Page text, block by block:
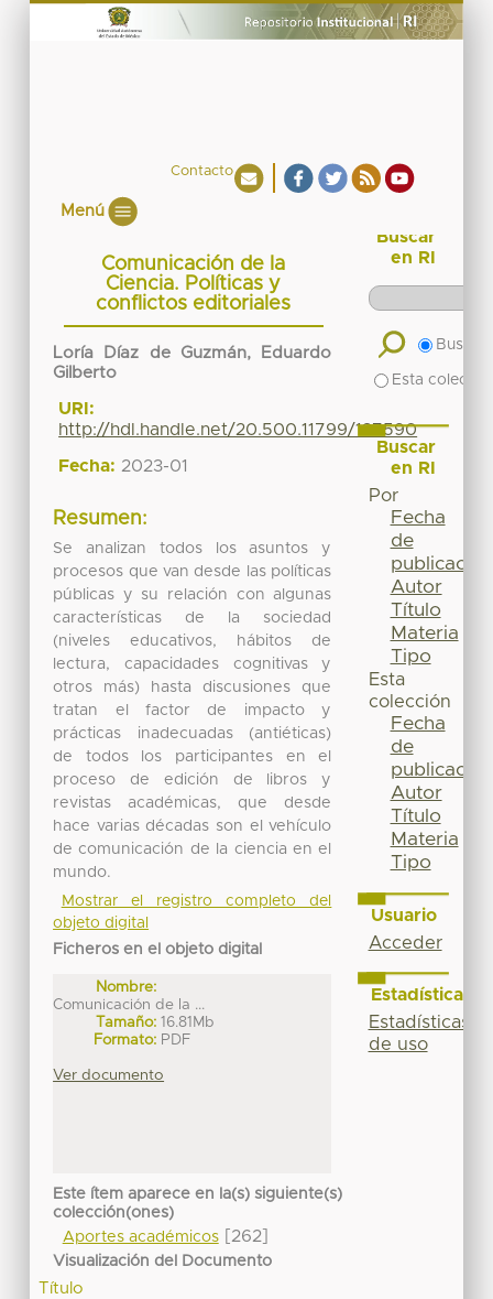
Contacto
Menú
Comunicación de la
Ciencia. Políticas y
conflictos editoriales
Loría Díaz de Guzmán, Eduardo
Gilberto
URI:
http://hdl.handle.net/20.500.11799/137590
Fecha: 2023-01
Resumen:
Se analizan todos los asuntos y
procesos que van desde las políticas
públicas y su relación con algunas
características de la sociedad
(niveles educativos, hábitos de
lectura, capacidades cognitivas y
otros más) hasta discusiones que
tratan el factor de impacto y
prácticas inadecuadas (antiéticas)
de todos los participantes en el
proceso de edición de libros y
revistas académicas, que desde
hace varias décadas son el vehículo
de comunicación de la ciencia en el
mundo.
Mostrar el registro completo del
objeto digital
Ficheros en el objeto digital
Nombre:
Comunicación de la ...
Tamaño: 16.81Mb
Formato: PDF
Ver documento
Este ítem aparece en la(s) siguiente(s)
colección(ones)
Aportes académicos[262]
Visualización del Documento
Título
Buscar
en RI
Buscar
Esta
Buscar
en RI
Por
Fecha
de
publicación
Autor
Título
Materia
Tipo
Esta
colección
Fecha
de
publicación
Autor
Título
Materia
Tipo
Usuario
Acceder
Estadísticas
Estadísticas
de uso